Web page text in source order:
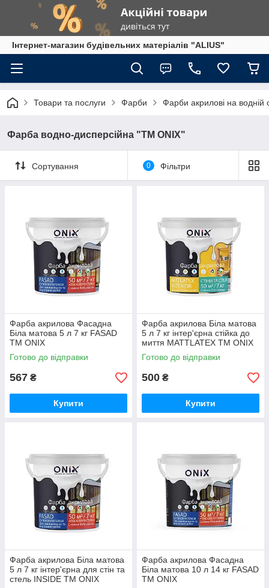
Інтернет-магазин будівельних матеріалів "ALIUS"
Товари та послуги Фарби Фарби акрилові на водній
Фарба водно-дисперсійна "ТМ ONIX"
Сортування 0 Фільтри
Фарба акрилова Фасадна
Біла матова 5 л 7 кг FASAD
ТМ ONIX
Готово до відправки
567 ₴
Купити
Фарба акрилова Біла матова
5 л 7 кг інтер'єрна стійка до
миття MATTLATEX ТМ ONIX
Готово до відправки
500 ₴
Купити
Фарба акрилова Біла матова
5 л 7 кг інтер'єрна для стін та
стель INSIDE ТМ ONIX
Фарба акрилова Фасадна
Біла матова 10 л 14 кг FASAD
ТМ ONIX